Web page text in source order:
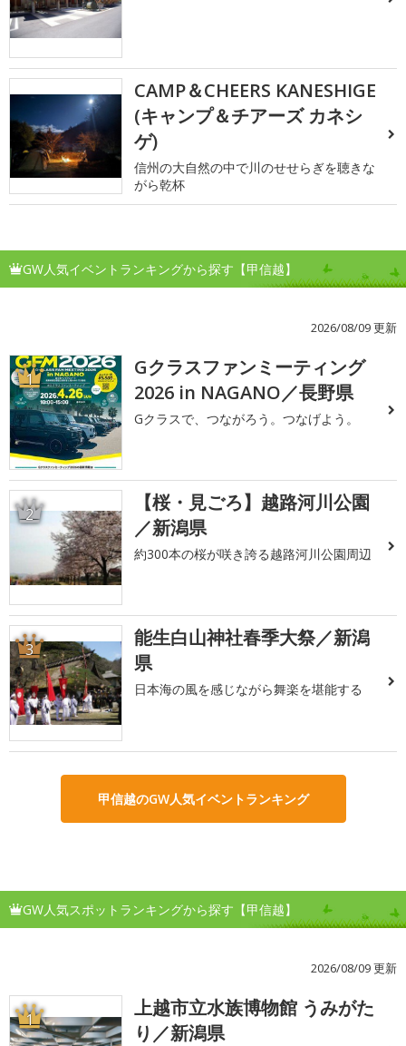
CAMP＆CHEERS KANESHIGE
(キャンプ＆チアーズ カネシ
ゲ)
信州の大自然の中で川のせせらぎを聴きな
がら乾杯
GW人気イベントランキングから探す【甲信越】
2026/08/09 更新
1
Gクラスファンミーティング
2026 in NAGANO／長野県
Gクラスで、つながろう。つなげよう。
2
【桜・見ごろ】越路河川公園
／新潟県
約300本の桜が咲き誇る越路河川公園周辺
3
能生白山神社春季大祭／新潟
県
日本海の風を感じながら舞楽を堪能する
甲信越のGW人気イベントランキング
GW人気スポットランキングから探す【甲信越】
2026/08/09 更新
1
上越市立水族博物館 うみがた
り／新潟県